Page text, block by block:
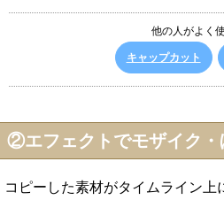
他の人がよく
キャップカット
②エフェクトでモザイク・
コピーした素材がタイムライン上